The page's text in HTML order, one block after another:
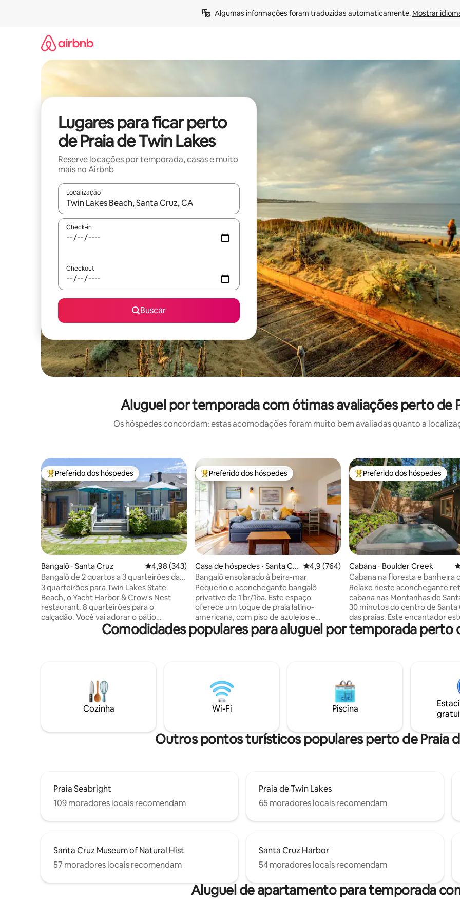
Algumas informações foram traduzidas automaticamente. Mostrar
Lugares para ficar perto
de Praia de Twin Lakes
Reserve locações por temporada, casas e muito
mais no Airbnb
Localização
Quando os resultados estiverem disponíveis, explore-os usando as seta para cima e para baixo do teclado ou tocando
Check-in
Checkout
Buscar
Aluguel por temporada com ótimas avaliações perto de
Os hóspedes concordam: estas acomodações foram muito bem avaliadas quanto a
Entre os melhores preferidos dos hóspedes
Preferido dos hóspedes
Bangalô ⋅ Santa Cruz 4,98 de uma avaliação média de 5, 343 avaliações
4,98 (343)
Bangalô de 2 quartos a 3 quarteirões da
praia
3 quarteirões para Twin Lakes State
Beach, o Yacht Harbor & Crow's Nest
restaurant. 8 quarteirões para o
calçadão. Você vai adorar o pátio
ensolarado, ajardinado e totalmente
fechado com assentos no convés,
ar livre. Cadeiras de praia e guarda-sóis
fornecidos, tudo o que você precisa
trazer é o seu traje de banho! Um ótimo
lugar para casais, famílias com crianças,
estimação são permitidos (US$ 50/animal
Entre os melhores preferidos dos hóspedes
Preferido dos hóspedes
Casa de hóspedes ⋅ Santa Cr
uz
4,9 de uma avaliação média de 5, 764
4,9 (764)
Bangalô ensolarado à beira-mar
Pequeno e aconchegante bangalô
privativo de 1 br/1ba. Este espaço
oferece um toque de praia latino-
americana, com piso de azulejos e
móveis de madeira. Kitchenette com
cooktop de indução e torradeira XL (sem
armário completo e cama queen size. A
sala de estar tem um sofá-cama com
colchão de solteiro para o 3º hóspede.
Por favor, leia “outras informações
notificações do aplicativo para se
comunicar.
Entre os melhores preferidos
Preferido dos hóspedes
Cabana ⋅ Boulder Creek
Cabana na floresta e banheira
hidromassagem
Relaxe neste aconchegante
cabana nas Montanhas de
30 minutos do centro de Santa
das praias. Este encantador
400 pés quadrados é o
para se desconectar da vida
quintal privado inclui uma
hidromassagem, lareira de
rede para relaxar e descontrair
totalmente. Por favor, note
está em uma estrada de mão
condicionado. Autorização SCC nº
241449
Comodidades populares para aluguel por temporada perto
Cozinha Wi-Fi Piscina
Outros pontos turísticos populares perto de Praia
Praia Seabright
109 moradores locais recomendam
Praia de Twin Lakes
65 moradores locais recomendam
Santa Cruz Museum of Natural Hist
57 moradores locais recomendam
Santa Cruz Harbor
54 moradores locais recomendam
Aluguel de apartamento para temporada